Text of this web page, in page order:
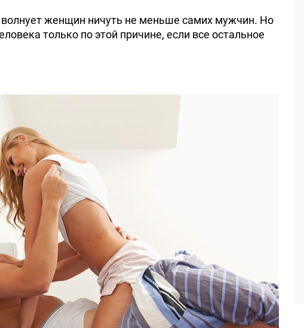
женщин ничуть не меньше самих мужчин. Но
только по этой причине, если все остальное